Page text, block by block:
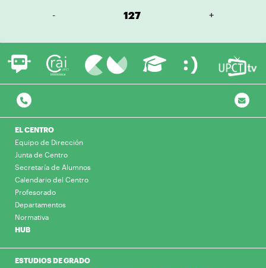
- 127 +
EL CENTRO
Equipo de Dirección
Junta de Centro
Secretaría de Alumnos
Calendario del Centro
Profesorado
Departamentos
Normativa
HUB
ESTUDIOS DE GRADO